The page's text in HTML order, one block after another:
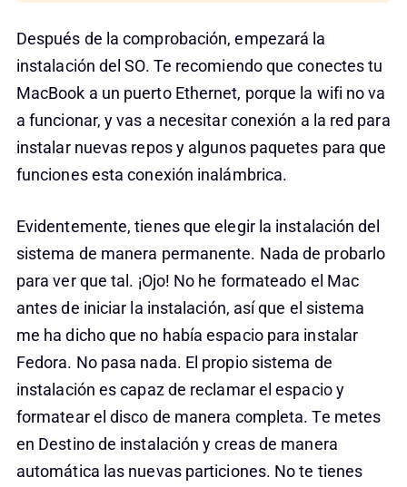
Después de la comprobación, empezará la
instalación del SO. Te recomiendo que conectes tu
MacBook a un puerto Ethernet, porque la wifi no va
a funcionar, y vas a necesitar conexión a la red para
instalar nuevas repos y algunos paquetes para que
funciones esta conexión inalámbrica.
Evidentemente, tienes que elegir la instalación del
sistema de manera permanente. Nada de probarlo
para ver que tal. ¡Ojo! No he formateado el Mac
antes de iniciar la instalación, así que el sistema
me ha dicho que no había espacio para instalar
Fedora. No pasa nada. El propio sistema de
instalación es capaz de reclamar el espacio y
formatear el disco de manera completa. Te metes
en Destino de instalación y creas de manera
automática las nuevas particiones. No te tienes